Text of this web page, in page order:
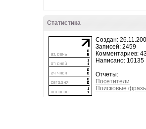
Статистика
Создан:
Записей: 2459
Комментариев:
Написано: 10135
Отчеты:
Посетители
Поисковые